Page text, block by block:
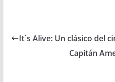
It´s Alive: Un clásico del
Capitán